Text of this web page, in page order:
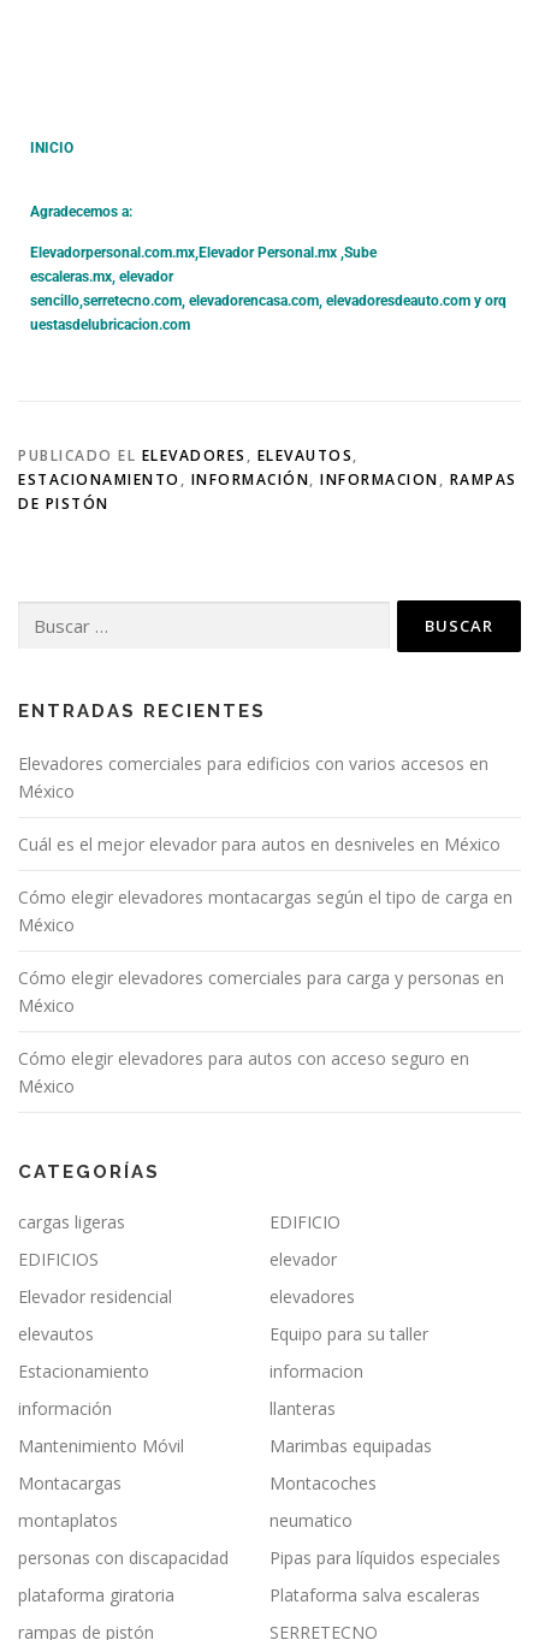
INICIO
Agradecemos a:
Elevadorpersonal.com.mx Elevador Personal.mx , Sube
escaleras.mx elevador
sencillo, serretecno.com, elevadorencasa.com, elevadoresdeauto.com y orq
uestasdelubricacion.com
PUBLICADO EL ELEVADORES , ELEVAUTOS,
ESTACIONAMIENTO , INFORMACIÓN, INFORMACION, RAMPAS
DE PISTÓN
ENTRADAS RECIENTES
Elevadores comerciales para edificios con varios accesos en
México
Cuál es el mejor elevador para autos en desniveles en México
Cómo elegir elevadores montacargas según el tipo de carga en
México
Cómo elegir elevadores comerciales para carga y personas en
México
Cómo elegir elevadores para autos con acceso seguro en
México
CATEGORÍAS
cargas ligeras
EDIFICIO
EDIFICIOS
elevador
Elevador residencial
elevadores
elevautos
Equipo para su taller
Estacionamiento
informacion
información
llanteras
Mantenimiento Móvil
Marimbas equipadas
Montacargas
Montacoches
montaplatos
neumatico
personas con discapacidad
Pipas para líquidos especiales
plataforma giratoria
Plataforma salva escaleras
rampas de pistón
SERRETECNO